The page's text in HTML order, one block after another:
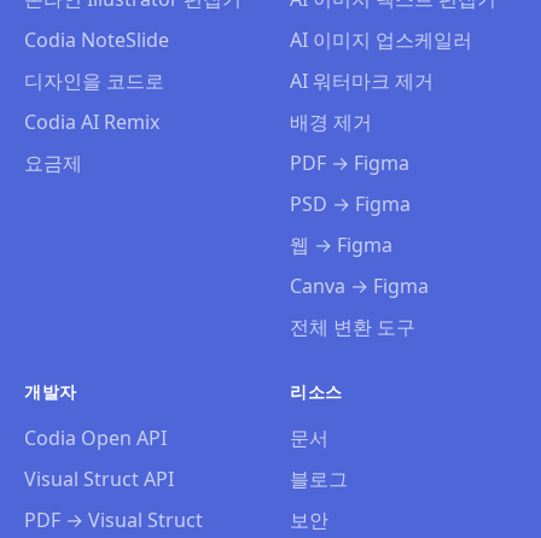
Codia NoteSlide
디자인을 코드로
Codia AI Remix
요금제
AI 이미지 업스케일러
AI 워터마크 제거
배경 제거
PDF → Figma
PSD → Figma
웹 → Figma
Canva → Figma
전체 변환 도구
개발자
Codia Open API
Visual Struct API
PDF → Visual Struct
리소스
문서
블로그
보안